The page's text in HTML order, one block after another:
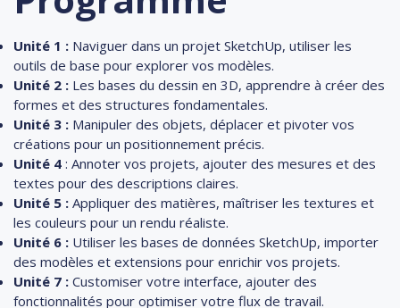
Unité 1 : Naviguer dans un projet SketchUp, utiliser les
outils de base pour explorer vos modèles.
Unité 2 : Les bases du dessin en 3D, apprendre à créer des
formes et des structures fondamentales.
Unité 3 : Manipuler des objets, déplacer et pivoter vos
créations pour un positionnement précis.
Unité 4 : Annoter vos projets, ajouter des mesures et des
textes pour des descriptions claires.
Unité 5 : Appliquer des matières, maîtriser les textures et
les couleurs pour un rendu réaliste.
Unité 6 : Utiliser les bases de données SketchUp, importer
des modèles et extensions pour enrichir vos projets.
Unité 7 : Customiser votre interface, ajouter des
fonctionnalités pour optimiser votre flux de travail.